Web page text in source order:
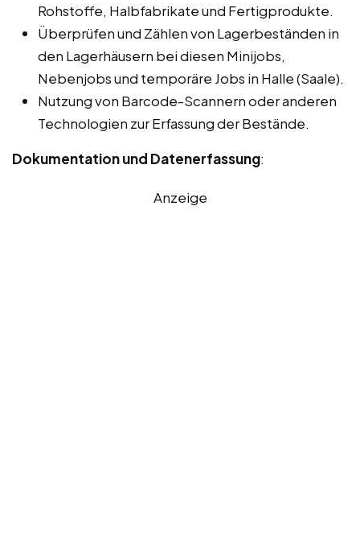
Rohstoffe, Halbfabrikate und Fertigprodukte.
Überprüfen und Zählen von Lagerbeständen in
den Lagerhäusern bei diesen Minijobs,
Nebenjobs und temporäre Jobs in Halle (Saale).
Nutzung von Barcode-Scannern oder anderen
Technologien zur Erfassung der Bestände.
Dokumentation und Datenerfassung:
Anzeige